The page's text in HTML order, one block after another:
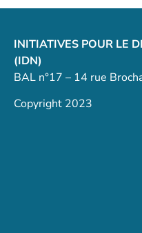
INITIATIVES POUR LE
(IDN)
BAL n°17 – 14 rue
Copyright 2023